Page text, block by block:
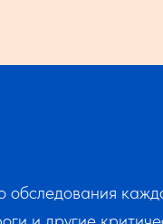
обследования